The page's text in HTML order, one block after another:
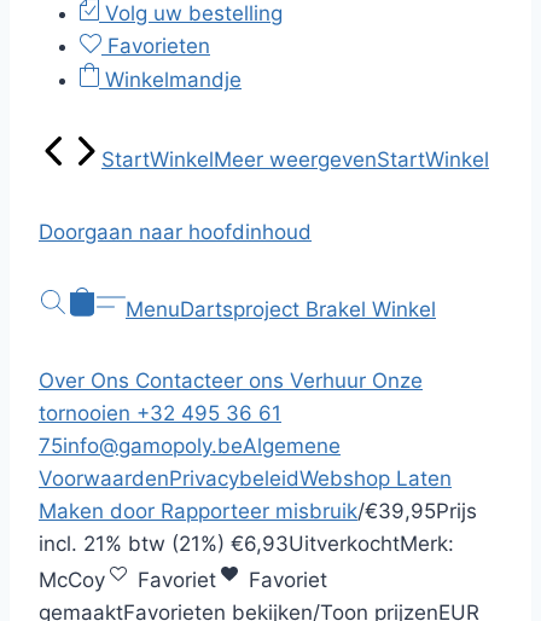
Volg uw bestelling
Favorieten
Winkelmandje
StartWinkelMeer weergevenStartWinkel
Doorgaan naar hoofdinhoud
MenuDartsproject Brakel Winkel
Over Ons Contacteer ons Verhuur Onze
tornooien +32 495 36 61
75info@gamopoly.beAlgemene
VoorwaardenPrivacybeleidWebshop Laten
Maken door Rapporteer misbruik/€39,95Prijs
incl. 21% btw (21%) €6,93UitverkochtMerk:
McCoy
Favoriet
Favoriet
gemaaktFavorieten bekijken/Toon prijzenEUR